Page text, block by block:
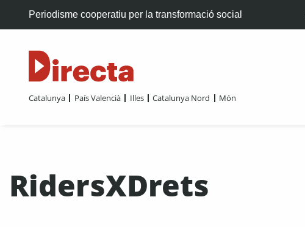
Periodisme cooperatiu per la transformació social
Catalunya País Valencià Illes Catalunya Nord Món
RidersXDrets